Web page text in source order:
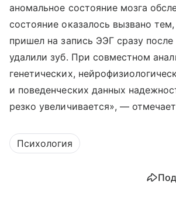
аномальное состояние мозга
состояние оказалось вызвано
пришел на запись ЭЭГ сразу
удалили зуб. При совместном
генетических,
и поведенческих данных
резко увеличивается», —
Психология